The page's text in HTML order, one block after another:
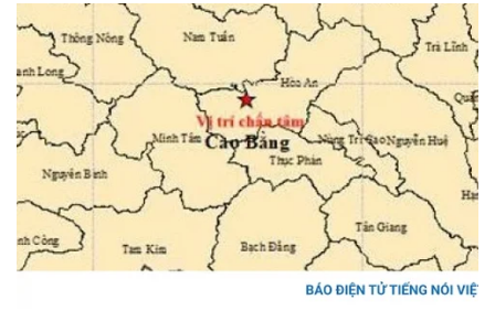
Doanh nghiệp
Thông tin doanh nghiệp
Doanh nghiệp 24h
Doanh nhân
Vì cộng đồng
Công nghệ
Sành điệu
Tin Công nghệ
Trải nghiệm
Chuyển đổi số